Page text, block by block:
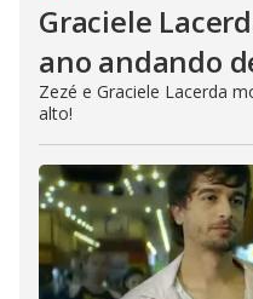
Graciele
ano andando
Zezé e Graciele Lacerda
alto!